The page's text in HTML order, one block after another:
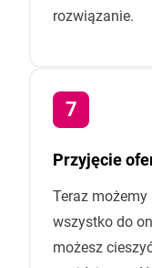
rozwiązanie.
Przyjęcie
Teraz
wszystko do
możesz